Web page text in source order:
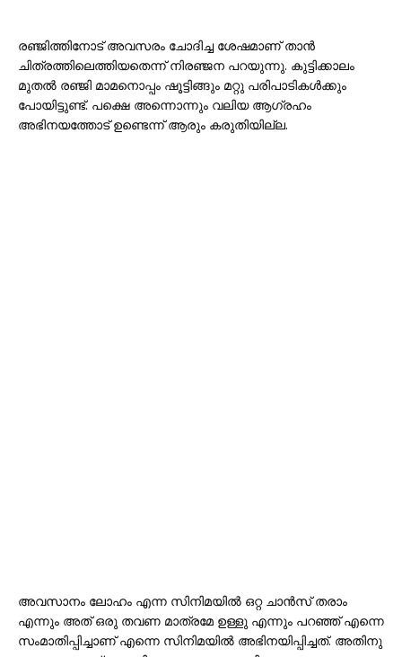
രഞ്ജിത്തിനോട് അവസരം ചോദിച്ച ശേഷമാണ് താൻ
ചിത്രത്തിലെത്തിയതെന്ന് നിരഞ്ജന പറയുന്നു. കുട്ടിക്കാലം
മുതൽ രഞ്ജി മാമനൊപ്പം ഷൂട്ടിങ്ങും മറ്റു പരിപാടികള്‍ക്കും
പോയിട്ടുണ്ട്. പക്ഷെ അന്നൊന്നും വലിയ ആഗ്രഹം
അഭിനയത്തോട് ഉണ്ടെന്ന് ആരും കരുതിയില്ല.
അവസാനം ലോഹം എന്ന സിനിമയില്‍ ഒറ്റ ചാന്‍സ് തരാം
എന്നും അത് ഒരു തവണ മാത്രമേ ഉള്ളു എന്നും പറഞ്ഞ് എന്നെ
സംമാതിപ്പിച്ചാണ് എന്നെ സിനിമയില്‍ അഭിനയിപ്പിച്ചത്. അതിനു